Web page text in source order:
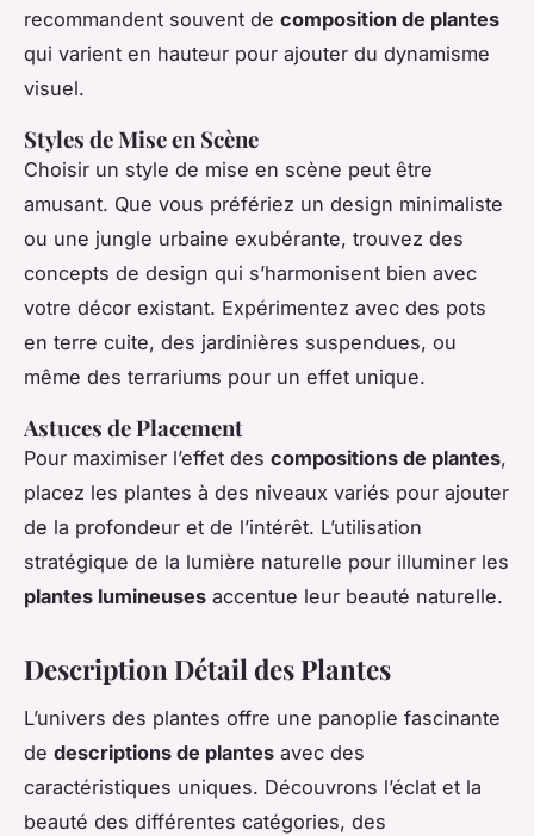
recommandent souvent de composition de plantes
qui varient en hauteur pour ajouter du dynamisme
visuel.
Styles de Mise en Scène
Choisir un style de mise en scène peut être
amusant. Que vous préfériez un design minimaliste
ou une jungle urbaine exubérante, trouvez des
concepts de design qui s’harmonisent bien avec
votre décor existant. Expérimentez avec des pots
en terre cuite, des jardinières suspendues, ou
même des terrariums pour un effet unique.
Astuces de Placement
Pour maximiser l’effet des compositions de plantes,
placez les plantes à des niveaux variés pour ajouter
de la profondeur et de l’intérêt. L’utilisation
stratégique de la lumière naturelle pour illuminer les
plantes lumineuses accentue leur beauté naturelle.
Description Détail des Plantes
L’univers des plantes offre une panoplie fascinante
de descriptions de plantes avec des
caractéristiques uniques. Découvrons l’éclat et la
beauté des différentes catégories, des